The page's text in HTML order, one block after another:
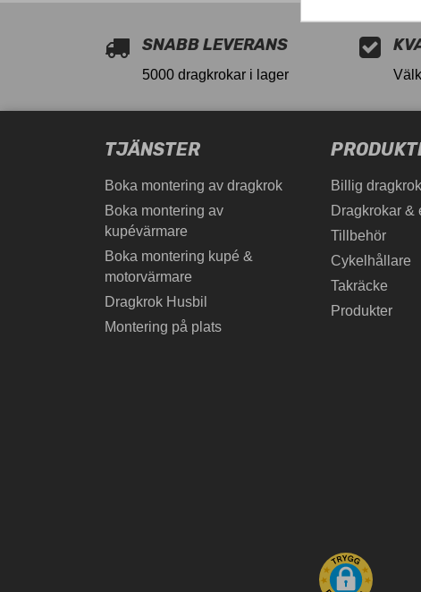
SNABB LEVERANS
5000 dragkrokar i lager
TJÄNSTER
Boka montering av dragkrok
Boka montering av
kupévärmare
Boka montering kupé &
motorvärmare
Dragkrok Husbil
Montering på plats
Billig dragkrok
Dragkrokar &
Tillbehör
Cykelhållare
Takräcke
Produkter